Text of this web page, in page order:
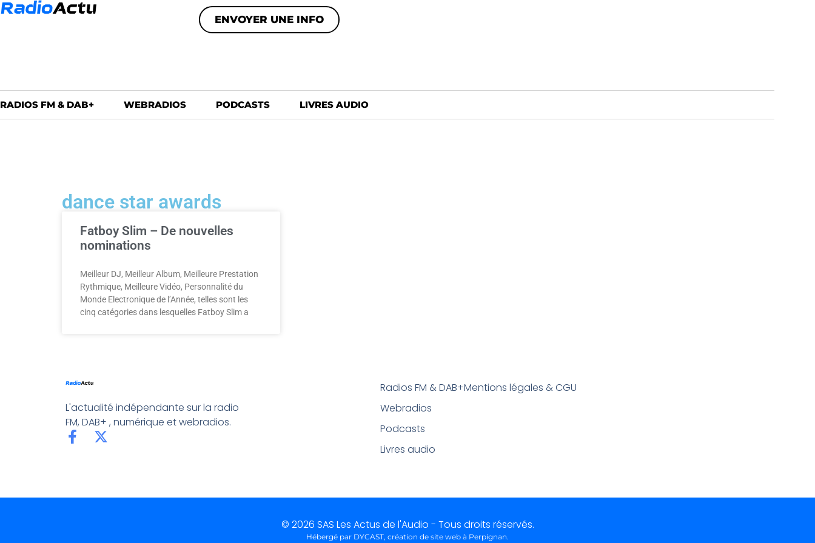
ENVOYER UNE INFO
RADIOS FM & DAB+ WEBRADIOS PODCASTS LIVRES AUDIO
dance star awards
Fatboy Slim – De nouvelles
nominations
Meilleur DJ, Meilleur Album, Meilleure Prestation
Rythmique, Meilleure Vidéo, Personnalité du
Monde Electronique de l’Année, telles sont les
cinq catégories dans lesquelles Fatboy Slim a
L'actualité indépendante sur la radio
FM, DAB+ , numérique et webradios.
Radios FM & DAB+
Webradios
Podcasts
Livres audio
Mentions légales & CGU
© 2026 SAS Les Actus de l'Audio - Tous droits réservés.
Hébergé par DYCAST, création de site web à Perpignan.